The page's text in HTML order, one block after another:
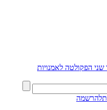
שני הפקולטה לאמנויות
להרשמה